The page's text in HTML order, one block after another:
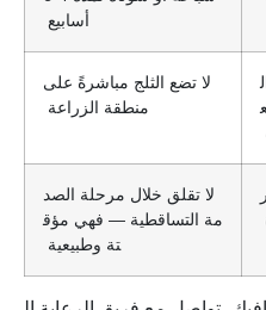
أسابيع
لا تضع الثلج مباشرةً على
منطقة الزراعة
لا تقلق خلال مرحلة الصد
مة التساقطية — فهي مؤق
تة وطبيعية